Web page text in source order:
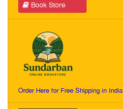
Book Store
Order Here for Free Shipping in India